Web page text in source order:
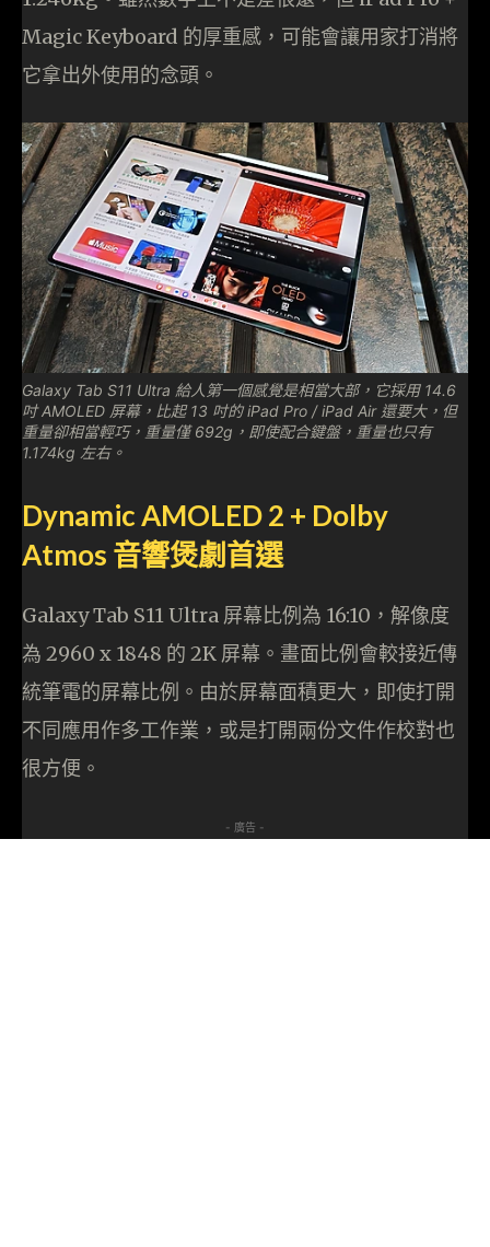
Magic Keyboard 的厚重感，可能會讓用家打消將
它拿出外使用的念頭。
Galaxy Tab S11 Ultra 給人第一個感覺是相當大部，它採用 14.6
吋 AMOLED 屏幕，比起 13 吋的 iPad Pro / iPad Air 還要大，但
重量卻相當輕巧，重量僅 692g，即使配合鍵盤，重量也只有
1.174kg 左右。
Dynamic AMOLED 2 + Dolby
Atmos 音響煲劇首選
Galaxy Tab S11 Ultra 屏幕比例為 16:10，解像度
為 2960 x 1848 的 2K 屏幕。畫面比例會較接近傳
統筆電的屏幕比例。由於屏幕面積更大，即使打開
不同應用作多工作業，或是打開兩份文件作校對也
很方便。
- 廣告 -